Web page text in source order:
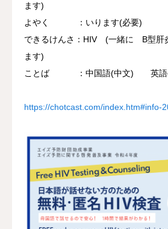
ます)
よやく ：いります(必要)
できるけんさ：HIV (一緒に B型肝
ます)
ことば ：中国語(中文) 英語
https://chotcast.com/index.htm#info-